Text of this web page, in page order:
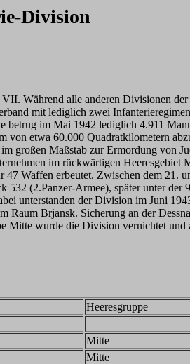
Division
Während alle anderen Divisionen
mit lediglich zwei
betrug im Mai 1942 lediglich 4.911
etwa 60.000 Quadratkilometern
Maßstab zur Ermordung von
im rückwärtigen Heeresgebiet
Waffen erbeutet. Zwischen dem 21.
(2.Panzer-Armee), später unter
unterstanden der Division im Juni
Brjansk. Sicherung an der
Mitte wurde die Division vernichtet
Heeresgruppe
Mitte
Mitte